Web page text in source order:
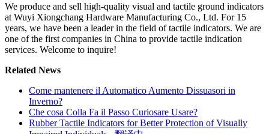
We produce and sell high-quality visual and tactile ground indicators
at Wuyi Xiongchang Hardware Manufacturing Co., Ltd. For 15
years, we have been a leader in the field of tactile indicators. We are
one of the first companies in China to provide tactile indication
services. Welcome to inquire!
Related News
Come mantenere il Automatico Aumento Dissuasori in
Inverno?
Che cosa Colla Fa il Passo Curiosare Usare?
Rubber Tactile Indicators for Better Protection of Visually